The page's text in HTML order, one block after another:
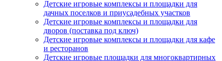
Детские игровые комплексы и площадки для
дачных поселков и приусадебных участков
Детские игровые комплексы и площадки для
дворов (поставка под ключ)
Детские игровые комплексы и площадки для кафе
и ресторанов
Детские игровые площадки для многоквартирных